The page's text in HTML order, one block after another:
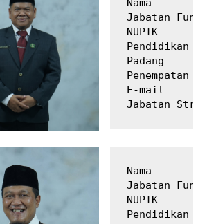
Nama
Jabatan
NUPTK
Pendidikan
Padang
E-mail
Nama
Jabatan
NUPTK
Pendidikan